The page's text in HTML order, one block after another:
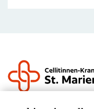
Krankenhauszukunftsfond